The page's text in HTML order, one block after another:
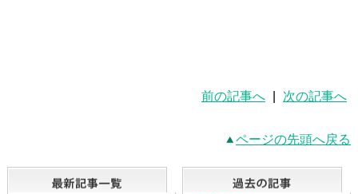
前の記事へ 次の記事へ
ページの先頭へ戻る
最新記事一覧